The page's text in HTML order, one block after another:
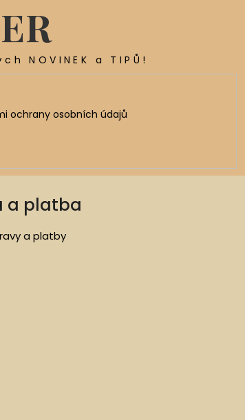
NOVINEK a TIPŮ!
ochrany osobních údajů
a platba
a platby